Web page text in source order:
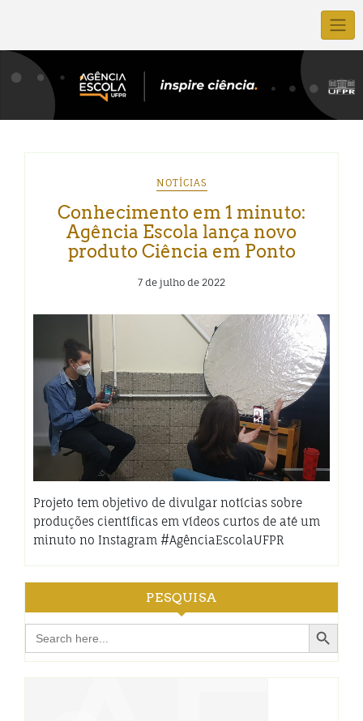
NOTÍCIAS
Conhecimento em 1 minuto:
Agência Escola lança novo
produto Ciência em Ponto
7 de julho de 2022
Projeto tem objetivo de divulgar notícias sobre
produções científicas em vídeos curtos de até um
minuto no Instagram #AgênciaEscolaUFPR
PESQUISA
Search
for:
Search Button